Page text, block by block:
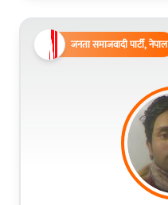
जनता समाजवादी पार्टी, नेपाल